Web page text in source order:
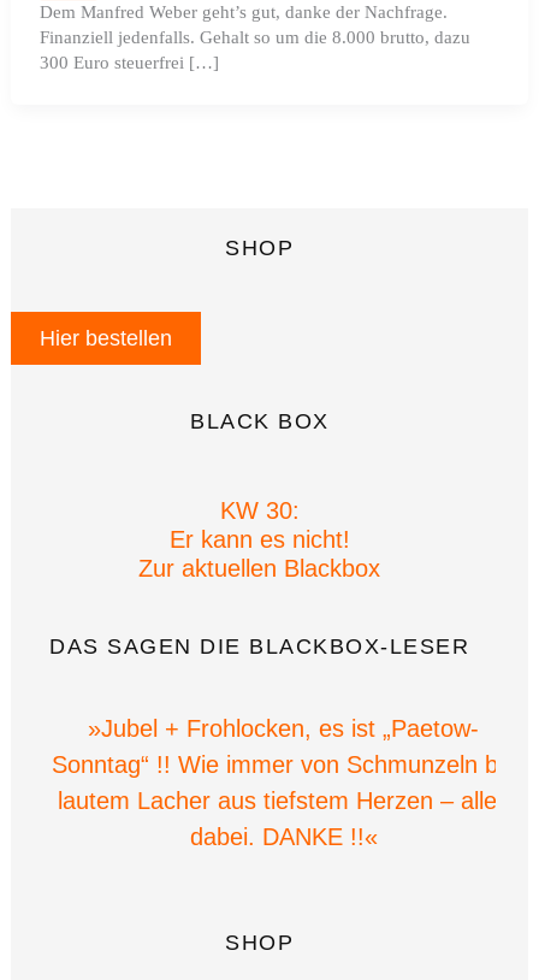
Dem Manfred Weber geht’s gut, danke der Nachfrage.
Finanziell jedenfalls. Gehalt so um die 8.000 brutto, dazu
300 Euro steuerfrei […]
SHOP
Hier bestellen
BLACK BOX
KW 30:
Er kann es nicht!
Zur aktuellen Blackbox
DAS SAGEN DIE BLACKBOX-LESER
»Jubel + Frohlocken, es ist „Paetow-
Sonntag“ !! Wie immer von Schmunzeln bis
lautem Lacher aus tiefstem Herzen – alles
dabei. DANKE !!«
SHOP